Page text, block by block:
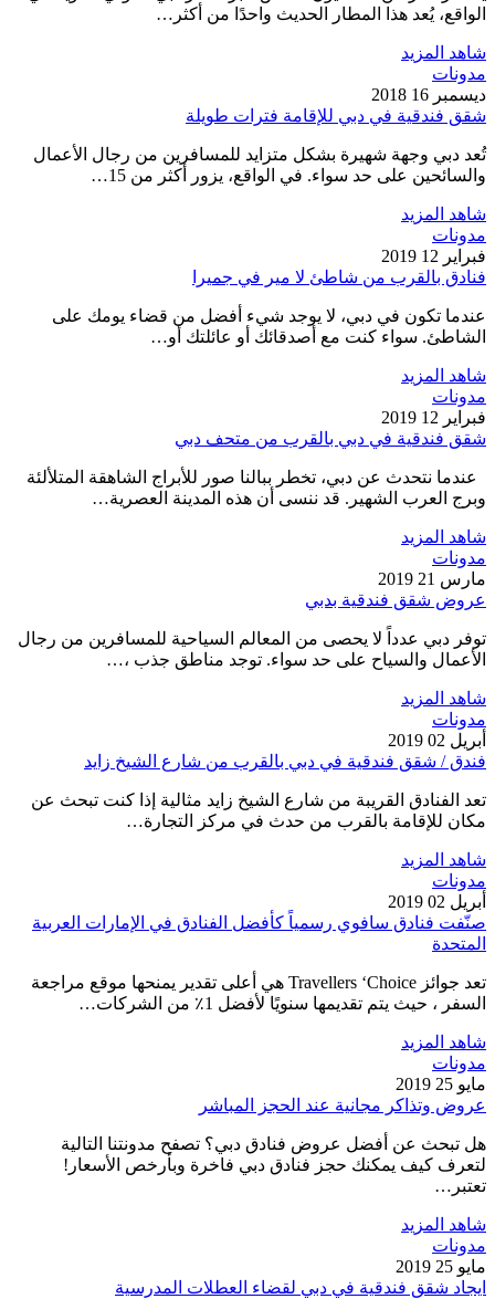
الواقع، يُعد هذا المطار الحديث واحدًا من أكثر…
شاهد المزيد
مدونات
ديسمبر 16 2018
شقق فندقية في دبي للإقامة فترات طويلة
تُعد دبي وجهة شهيرة بشكل متزايد للمسافرين من رجال الأعمال
والسائحين على حد سواء. في الواقع، يزور أكثر من 15…
شاهد المزيد
مدونات
فبراير 12 2019
فنادق بالقرب من شاطئ لا مير في جميرا
عندما تكون في دبي، لا يوجد شيء أفضل من قضاء يومك على
الشاطئ. سواء كنت مع أصدقائك أو عائلتك أو…
شاهد المزيد
مدونات
فبراير 12 2019
شقق فندقية في دبي بالقرب من متحف دبي
عندما نتحدث عن دبي، تخطر ببالنا صور للأبراج الشاهقة المتلألئة
وبرج العرب الشهير. قد ننسى أن هذه المدينة العصرية…
شاهد المزيد
مدونات
مارس 21 2019
عروض شقق فندقية بدبي
توفر دبي عدداً لا يحصى من المعالم السياحية للمسافرين من رجال
الأعمال والسياح على حد سواء. توجد مناطق جذب ،…
شاهد المزيد
مدونات
أبريل 02 2019
فندق / شقق فندقية في دبي بالقرب من شارع الشيخ زايد
تعد الفنادق القريبة من شارع الشيخ زايد مثالية إذا كنت تبحث عن
مكان للإقامة بالقرب من حدث في مركز التجارة…
شاهد المزيد
مدونات
أبريل 02 2019
صنّفت فنادق سافوي رسمياً كأفضل الفنادق في الإمارات العربية
المتحدة
تعد جوائز Travellers ‘Choice هي أعلى تقدير يمنحها موقع مراجعة
السفر ، حيث يتم تقديمها سنويًا لأفضل 1٪ من الشركات…
شاهد المزيد
مدونات
مايو 25 2019
عروض وتذاكر مجانية عند الحجز المباشر
هل تبحث عن أفضل عروض فنادق دبي؟ تصفح مدونتنا التالية
لتعرف كيف يمكنك حجز فنادق دبي فاخرة وبأرخص الأسعار!
تعتبر…
شاهد المزيد
مدونات
مايو 25 2019
ايجاد شقق فندقية في دبي لقضاء العطلات المدرسية